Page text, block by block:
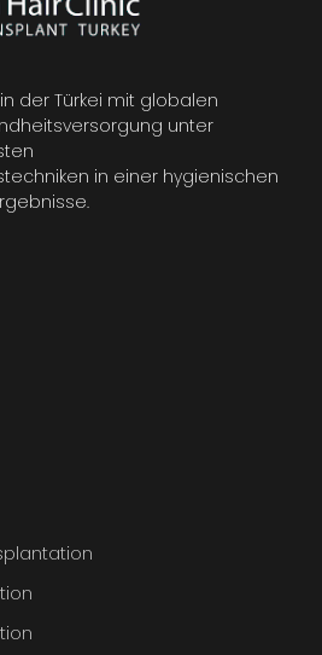
der Türkei mit globalen
unter
in einer hygienischen